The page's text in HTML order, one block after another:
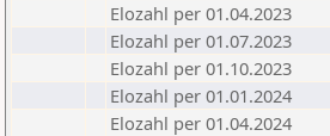
Elozahl per 01.04.2023
Elozahl per 01.07.2023
Elozahl per 01.10.2023
Elozahl per 01.01.2024
Elozahl per 01.04.2024